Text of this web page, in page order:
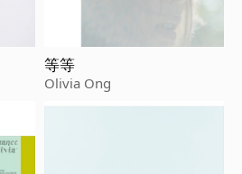
等等
Olivia Ong